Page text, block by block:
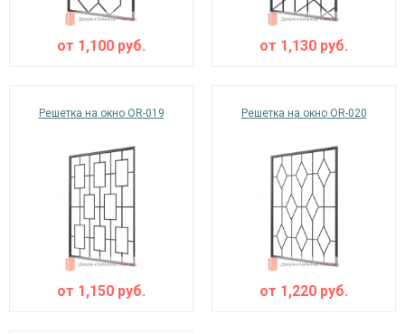
от 1,100 руб. от 1,130 руб.
Решетка на окно OR-019
от 1,150 руб.
Решетка на окно OR-020
от 1,220 руб.